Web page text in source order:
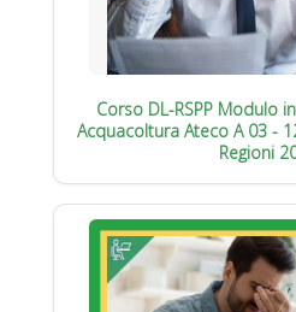
Corso DL-RSPP Modulo
Acquacoltura Ateco A 03 -
Regioni